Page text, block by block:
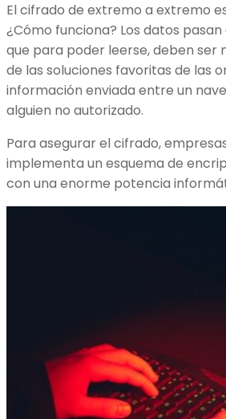
El cifrado de extremo a extremo
¿Cómo funciona? Los datos
que para poder leerse, deben ser
de las soluciones favoritas de las
información enviada entre un
alguien no autorizado.
Para asegurar el cifrado,
implementa un esquema de
con una enorme potencia